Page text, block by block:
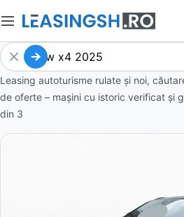
Leasing autoturisme rulate și noi,
de oferte – mașini cu istoric verificat și
din 3